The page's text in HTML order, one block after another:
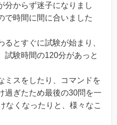
分からず迷子になりまし
で時間に間に合いました
とすぐに試験が始まり、
試験時間の120分があっと
ミスをしたり、コマンドを
過ぎたため最後の30問を一
なくなったりと、様々なこ